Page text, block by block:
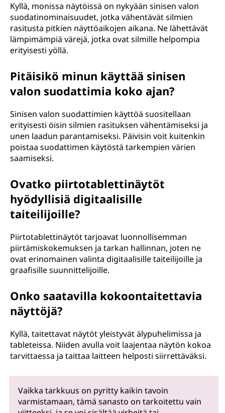
Kyllä, monissa näytöissä on nykyään sinisen valon
suodatinominaisuudet, jotka vähentävät silmien
rasitusta pitkien näyttöaikojen aikana. Ne lähettävät
lämpimämpiä värejä, jotka ovat silmille helpompia
erityisesti yöllä.
Pitäisikö minun käyttää sinisen
valon suodattimia koko ajan?
Sinisen valon suodattimien käyttöä suositellaan
erityisesti öisin silmien rasituksen vähentämiseksi ja
unen laadun parantamiseksi. Päivisin voit kuitenkin
poistaa suodattimen käytöstä tarkempien värien
saamiseksi.
Ovatko piirtotablettinäytöt
hyödyllisiä digitaalisille
taiteilijoille?
Piirtotablettinäytöt tarjoavat luonnollisemman
piirtämiskokemuksen ja tarkan hallinnan, joten ne
ovat erinomainen valinta digitaalisille taiteilijoille ja
graafisille suunnittelijoille.
Onko saatavilla kokoontaitettavia
näyttöjä?
Kyllä, taitettavat näytöt yleistyvät älypuhelimissa ja
tableteissa. Niiden avulla voit laajentaa näytön kokoa
tarvittaessa ja taittaa laitteen helposti siirrettäväksi.
Vaikka tarkkuus on pyritty kaikin tavoin
varmistamaan, tämä sanasto on tarkoitettu vain